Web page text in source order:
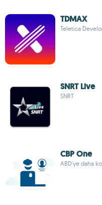
TDMAX
Teletica
SNRT Live
SNRT
CBP One
ABD'ye daha